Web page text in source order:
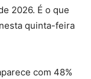
2026. É o que
quinta-feira
com 48%